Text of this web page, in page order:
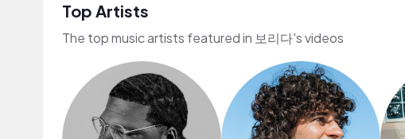
Top Artists
The top music artists featured in 보리다's videos